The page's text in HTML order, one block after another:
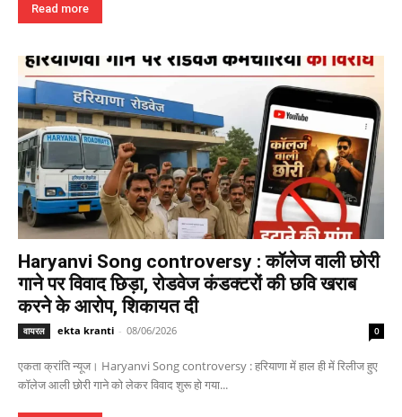
Read more
Haryanvi Song controversy : कॉलेज वाली छोरी
गाने पर विवाद छिड़ा, रोडवेज कंडक्टरों की छवि खराब
करने के आरोप, शिकायत दी
वायरल ekta kranti - 08/06/2026 0
एकता क्रांति न्यूज। Haryanvi Song controversy : हरियाणा में हाल ही में रिलीज हुए
कॉलेज आली छोरी गाने को लेकर विवाद शुरू हो गया...